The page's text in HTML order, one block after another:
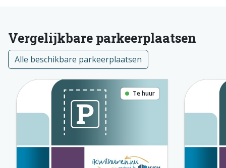
Vergelijkbare parkeerplaatsen
Alle beschikbare parkeerplaatsen
Te huur